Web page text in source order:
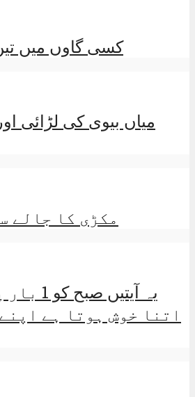
کسی گاوں میں
مکڑی کا جالے
یہ
اتنا خوش ہوتا ہے